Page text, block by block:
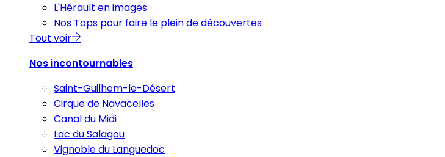
L'Hérault en images
Nos Tops pour faire le plein de découvertes
Tout voir
Nos incontournables
Saint-Guilhem-le-Désert
Cirque de Navacelles
Canal du Midi
Lac du Salagou
Vignoble du Languedoc